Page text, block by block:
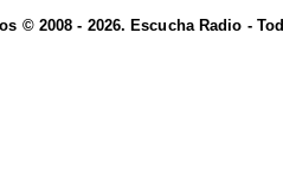
© 2008 - 2026. Escucha Radio -